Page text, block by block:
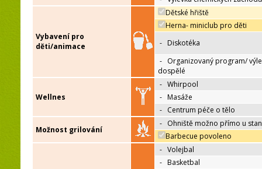
Vybavení pro
děti/animace
Dětské hřiště
Herna- miniclub pro děti
- Diskotéka
- Organizovaný program/
dospělé
Wellnes
- Whirpool
- Masáže
- Centrum péče o tělo
Možnost grilování
- Ohniště možno přímo u
Barbecue povoleno
- Volejbal
- Basketbal